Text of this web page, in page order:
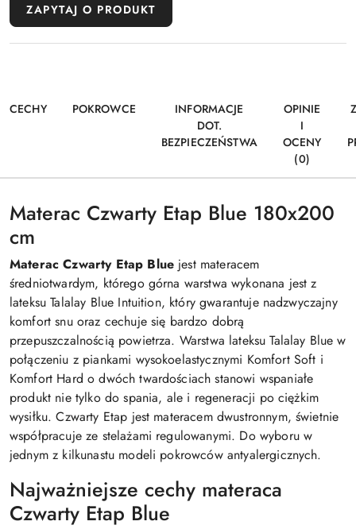
ZAPYTAJ O PRODUKT
CECHY POKROWCE
INFORMACJE
DOT.
BEZPIECZEŃSTWA
OPINIE
I
OCENY
(0)
Materac Czwarty Etap Blue 180x200
cm
Materac Czwarty Etap Blue jest materacem
średniotwardym, którego górna warstwa wykonana jest z
lateksu Talalay Blue Intuition, który gwarantuje nadzwyczajny
komfort snu oraz cechuje się bardzo dobrą
przepuszczalnością powietrza. Warstwa lateksu Talalay Blue w
połączeniu z piankami wysokoelastycznymi Komfort Soft i
Komfort Hard o dwóch twardościach stanowi wspaniałe
produkt nie tylko do spania, ale i regeneracji po ciężkim
wysiłku. Czwarty Etap jest materacem dwustronnym, świetnie
współpracuje ze stelażami regulowanymi. Do wyboru w
jednym z kilkunastu modeli pokrowców antyalergicznych.
Najważniejsze cechy materaca
Czwarty Etap Blue